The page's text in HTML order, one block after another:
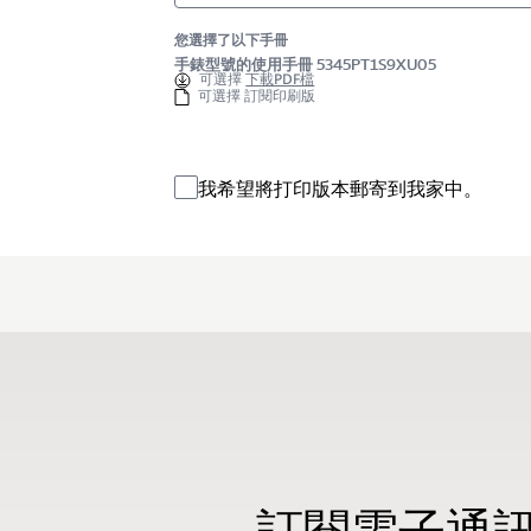
您選擇了以下手冊
手錶型號的使用手冊 5345PT1S9XU05
可選擇下載PDF檔
可選擇 訂閱印刷版
我希望將打印版本郵寄到我家中。